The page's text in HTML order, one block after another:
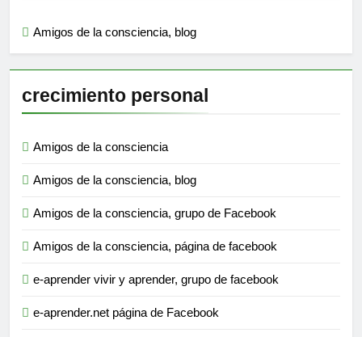
Amigos de la consciencia, blog
crecimiento personal
Amigos de la consciencia
Amigos de la consciencia, blog
Amigos de la consciencia, grupo de Facebook
Amigos de la consciencia, página de facebook
e-aprender vivir y aprender, grupo de facebook
e-aprender.net página de Facebook